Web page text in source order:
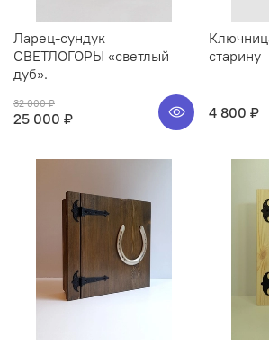
Ларец-сундук
СВЕТЛОГОРЫ «светлый
дуб».
32 000 ₽
25 000 ₽
старину
4 800 ₽